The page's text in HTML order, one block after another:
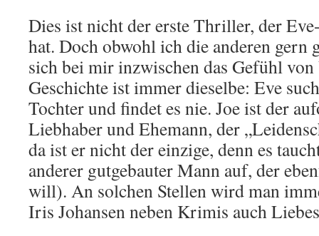
Dies ist nicht der erste Thriller, der
hat. Doch obwohl ich die anderen gern
sich bei mir inzwischen das Gefühl
Geschichte ist immer dieselbe: Eve
Tochter und findet es nie. Joe ist der
Liebhaber und Ehemann, der
da ist er nicht der einzige, denn es
anderer gutgebauter Mann auf, der
will). An solchen Stellen wird man
Iris Johansen neben Krimis auch